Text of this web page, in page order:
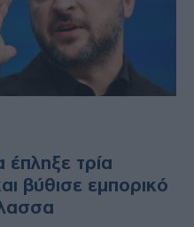
έπληξε τρία
βύθισε εμπορικό